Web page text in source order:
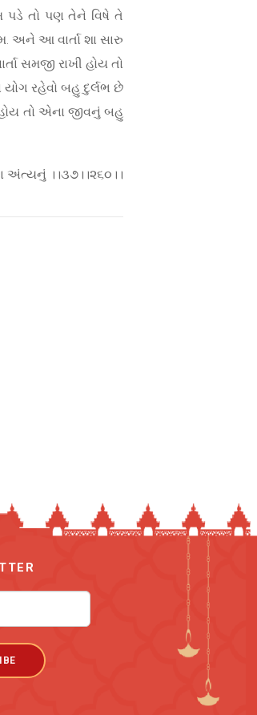
પડે તો પણ તેને વિષે તે
અને આ વાર્તા શા સારુ
સમજી રાખી હોય તો
રહેવો બહુ દુર્લભ છે
તો એના જીવનું બહુ
અંત્યનું ।।૩૭।।૨૬૦।।